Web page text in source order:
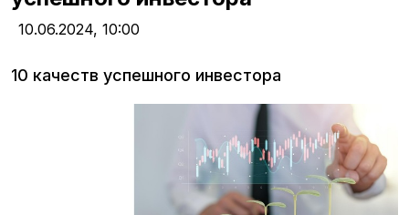
10.06.2024, 10:00
10 качеств успешного инвестора